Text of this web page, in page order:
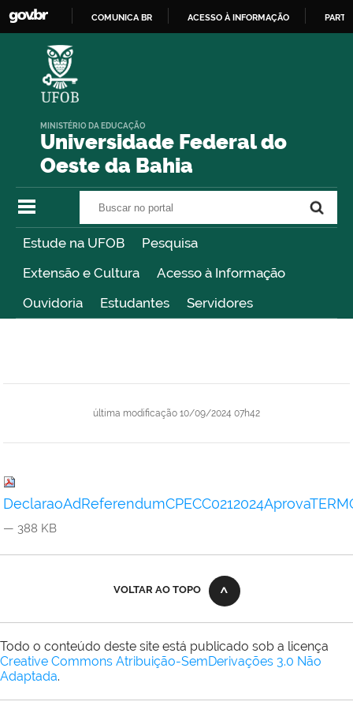
COMUNICA BR ACESSO À INFORMAÇÃO
Universidade Federal do
Oeste da Bahia
MINISTÉRIO DA EDUCAÇÃO
Estude na UFOB
Pesquisa
Extensão e Cultura
Acesso à Informação
Ouvidoria
Estudantes Servidores
última modificação 10/09/2024 07h42
— 388 KB
VOLTAR AO TOPO
Todo o conteúdo deste site está publicado sob a licença
Creative Commons Atribuição-SemDerivações 3.0 Não
Adaptada.